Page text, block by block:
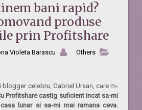
bani rapid?
produse
prin Profitshare
Violeta Barascu
Others
celebru, Gabriel Ursan, care m-
Profitshare castig suficient incat sa-mi
lunar si sa-mi mai ramana ceva.